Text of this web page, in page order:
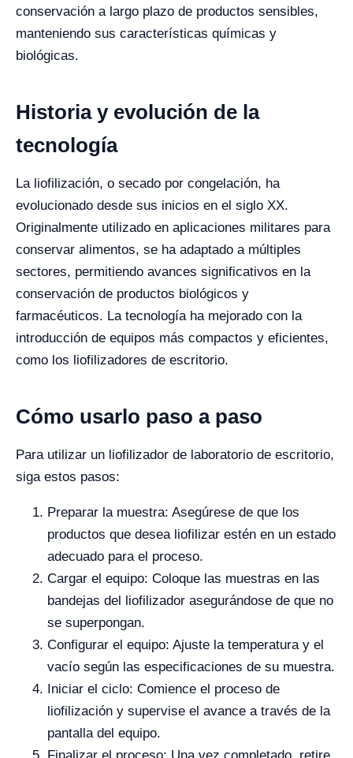
conservación a largo plazo de productos sensibles,
manteniendo sus características químicas y
biológicas.
Historia y evolución de la
tecnología
La liofilización, o secado por congelación, ha
evolucionado desde sus inicios en el siglo XX.
Originalmente utilizado en aplicaciones militares para
conservar alimentos, se ha adaptado a múltiples
sectores, permitiendo avances significativos en la
conservación de productos biológicos y
farmacéuticos. La tecnología ha mejorado con la
introducción de equipos más compactos y eficientes,
como los liofilizadores de escritorio.
Cómo usarlo paso a paso
Para utilizar un liofilizador de laboratorio de escritorio,
siga estos pasos:
Preparar la muestra: Asegúrese de que los
productos que desea liofilizar estén en un estado
adecuado para el proceso.
Cargar el equipo: Coloque las muestras en las
bandejas del liofilizador asegurándose de que no
se superpongan.
Configurar el equipo: Ajuste la temperatura y el
vacío según las especificaciones de su muestra.
Iniciar el ciclo: Comience el proceso de
liofilización y supervise el avance a través de la
pantalla del equipo.